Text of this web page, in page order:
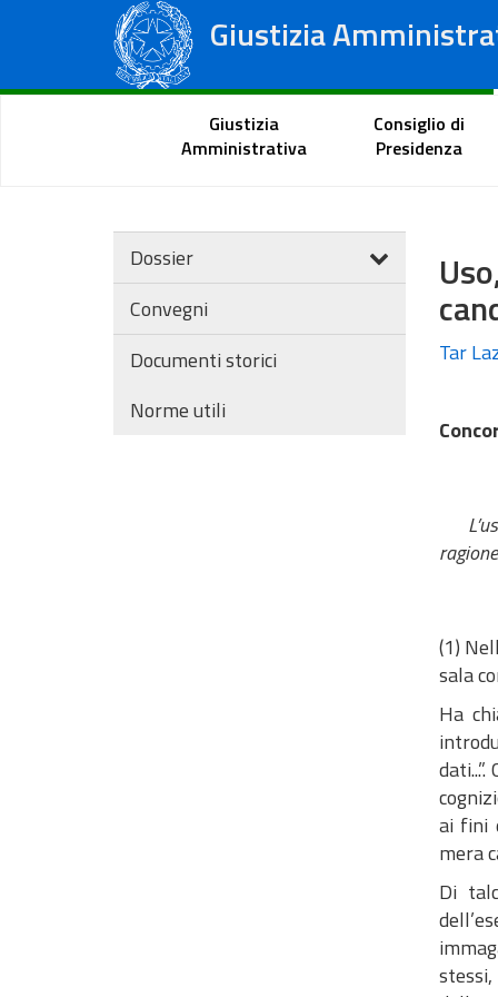
Giustizia
Tribunali Amministrativi Regionali
Portale del cittadino
Giustizia
Amministrativa
Consiglio di
Presidenza
Dossier
Convegni
Documenti storici
Norme utili
Tar
(1)
sala
Ha
ai fini
mera
Di